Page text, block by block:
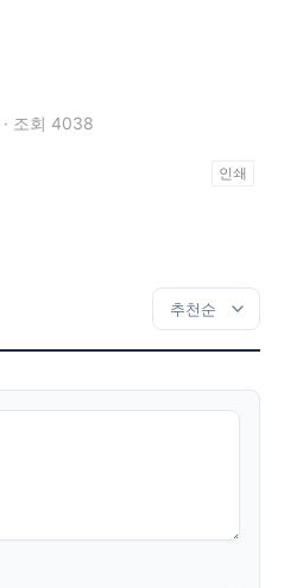
· 조회 4038
인쇄